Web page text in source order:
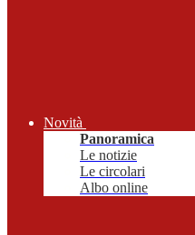
Novità
Panoramica
Le notizie
Le circolari
Albo online